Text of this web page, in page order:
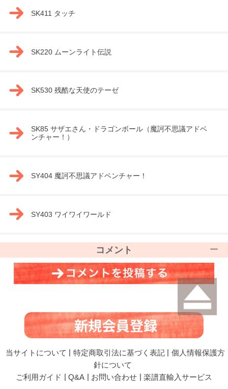
SK411 タッチ
SK220 ムーンライト伝説
SK530 残酷な天使のテーゼ
SK85 サザエさん・ドラゴンボール（魔訶不思議アドベ
ンチャー！）
SY404 魔訶不思議アドベンチャー！
SY403 ワイワイワールド
コメント
当サイトについて | 特定商取引法に基づく表記 | 個人情報保護方
針について
ご利用ガイド | Q&A | お問い合わせ | 楽譜直輸入サービス